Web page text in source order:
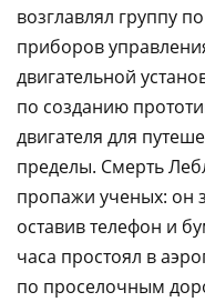
возглавлял группу
приборов
двигательной
по созданию
двигателя для
пределы. Смерть
пропажи ученых: он
оставив телефон и
часа простоял в
по проселочным